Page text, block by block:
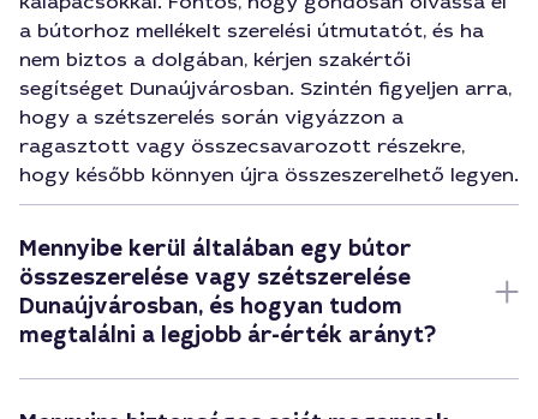
a bútorhoz mellékelt szerelési útmutatót, és ha
nem biztos a dolgában, kérjen szakértői
segítséget Dunaújvárosban. Szintén figyeljen arra,
hogy a szétszerelés során vigyázzon a
ragasztott vagy összecsavarozott részekre,
hogy később könnyen újra összeszerelhető legyen.
Mennyibe kerül általában egy bútor
összeszerelése vagy szétszerelése
Dunaújvárosban, és hogyan tudom
megtalálni a legjobb ár-érték arányt?